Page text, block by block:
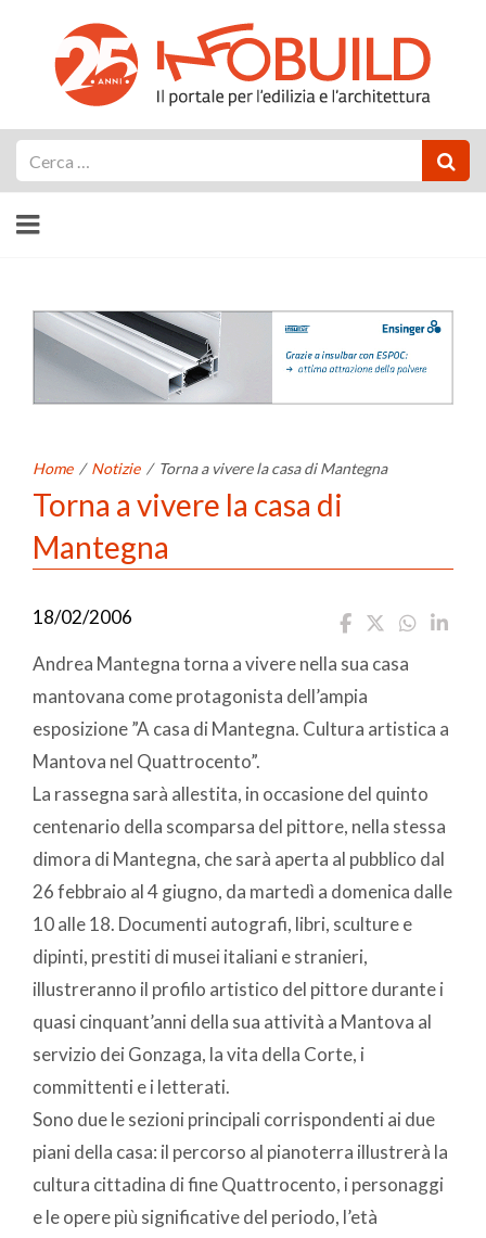
Home / Notizie / Torna a vivere la casa di Mantegna
Torna a vivere la casa di
Mantegna
18/02/2006
Andrea Mantegna torna a vivere nella sua casa
mantovana come protagonista dell’ampia
esposizione ”A casa di Mantegna. Cultura artistica a
Mantova nel Quattrocento”.
La rassegna sarà allestita, in occasione del quinto
centenario della scomparsa del pittore, nella stessa
dimora di Mantegna, che sarà aperta al pubblico dal
26 febbraio al 4 giugno, da martedì a domenica dalle
10 alle 18. Documenti autografi, libri, sculture e
dipinti, prestiti di musei italiani e stranieri,
illustreranno il profilo artistico del pittore durante i
quasi cinquant’anni della sua attività a Mantova al
servizio dei Gonzaga, la vita della Corte, i
committenti e i letterati.
Sono due le sezioni principali corrispondenti ai due
piani della casa: il percorso al pianoterra illustrerà la
cultura cittadina di fine Quattrocento, i personaggi
e le opere più significative del periodo, l’età